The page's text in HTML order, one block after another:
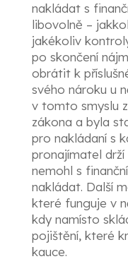
nakládat s
libovolně –
jakékoliv
po skončení
obrátit k
svého nároku u
v tomto smyslu
zákona a byla
pro nakládaní s
pronajímatel
nemohl s
nakládat. Další
které funguje v
kdy namísto
pojištění, které
kauce.